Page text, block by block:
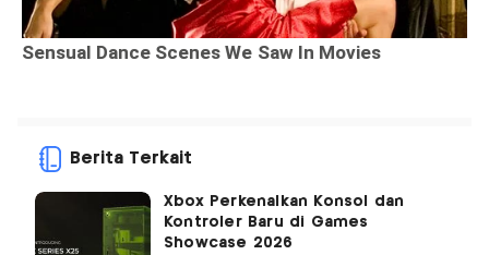
Berita Terkait
Xbox Perkenalkan Konsol dan
Kontroler Baru di Games
Showcase 2026